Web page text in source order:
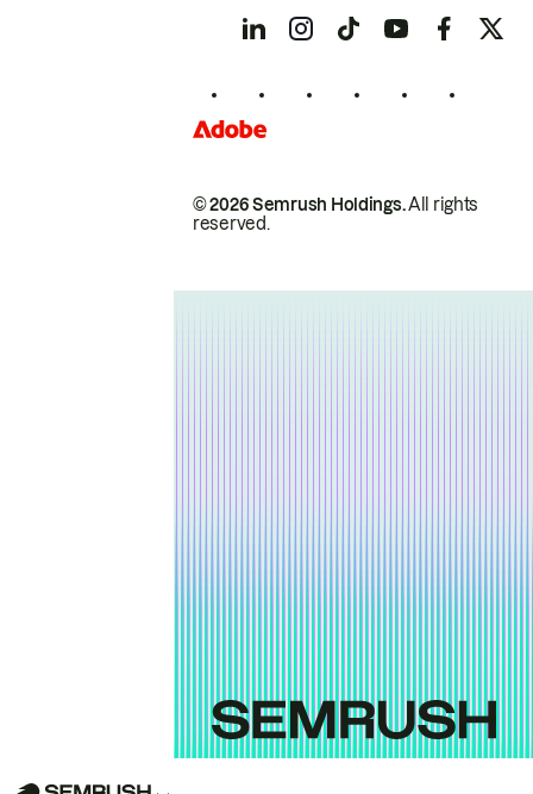
© 2026 Semrush Holdings.All rights
reserved.